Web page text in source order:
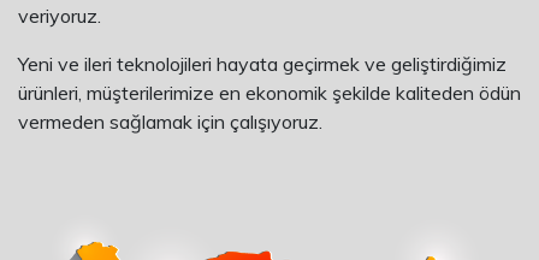
veriyoruz.
Yeni ve ileri teknolojileri hayata geçirmek ve geliştirdiğimiz
ürünleri, müşterilerimize en ekonomik şekilde kaliteden ödün
vermeden sağlamak için çalışıyoruz.